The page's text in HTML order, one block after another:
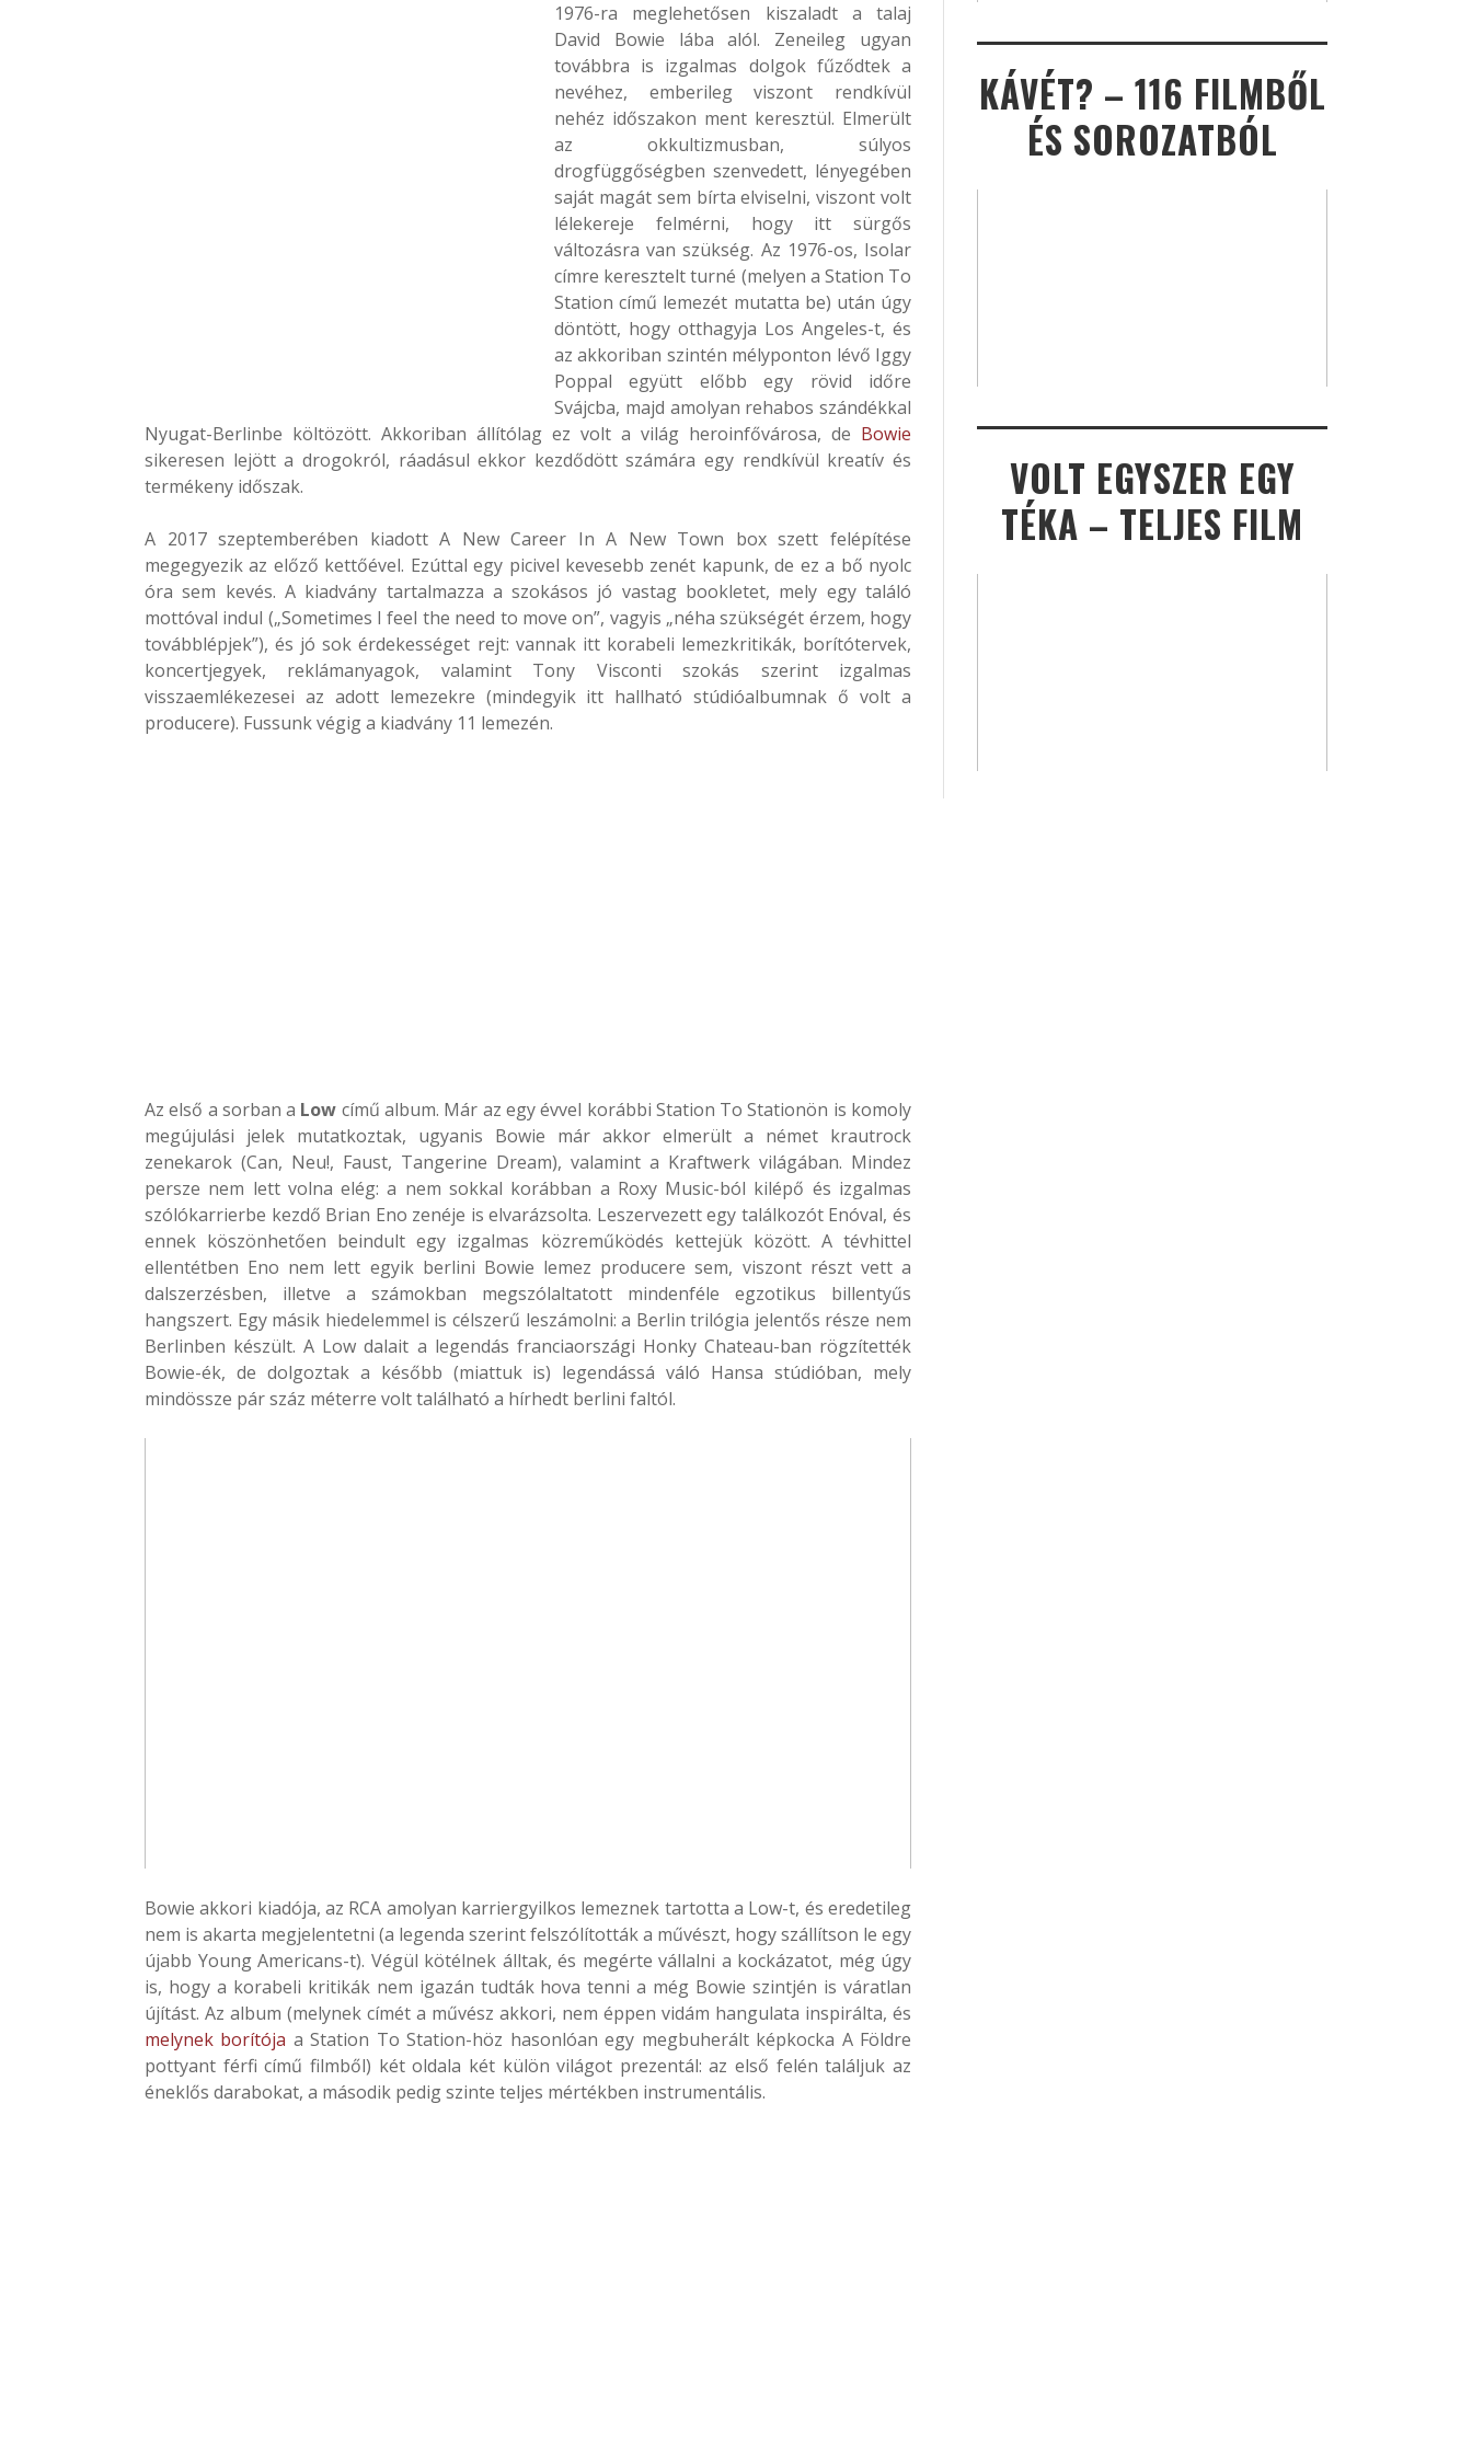
1976-ra meglehetősen kiszaladt a talaj
David Bowie lába alól. Zeneileg ugyan
továbbra is izgalmas dolgok fűződtek a
nevéhez, emberileg viszont rendkívül
nehéz időszakon ment keresztül. Elmerült
az okkultizmusban, súlyos
drogfüggőségben szenvedett, lényegében
saját magát sem bírta elviselni, viszont volt
lélekereje felmérni, hogy itt sürgős
változásra van szükség. Az 1976-os, Isolar
címre keresztelt turné (melyen a Station To
Station című lemezét mutatta be) után úgy
döntött, hogy otthagyja Los Angeles-t, és
az akkoriban szintén mélyponton lévő Iggy
Poppal együtt előbb egy rövid időre
Svájcba, majd amolyan rehabos szándékkal
Nyugat-Berlinbe költözött. Akkoriban állítólag ez volt a világ heroinfővárosa, de Bowie
sikeresen lejött a drogokról, ráadásul ekkor kezdődött számára egy rendkívül kreatív és
termékeny időszak.
A 2017 szeptemberében kiadott A New Career In A New Town box szett felépítése
megegyezik az előző kettőével. Ezúttal egy picivel kevesebb zenét kapunk, de ez a bő nyolc
óra sem kevés. A kiadvány tartalmazza a szokásos jó vastag bookletet, mely egy találó
mottóval indul („Sometimes I feel the need to move on”, vagyis „néha szükségét érzem, hogy
továbblépjek”), és jó sok érdekességet rejt: vannak itt korabeli lemezkritikák, borítótervek,
koncertjegyek, reklámanyagok, valamint Tony Visconti szokás szerint izgalmas
visszaemlékezesei az adott lemezekre (mindegyik itt hallható stúdióalbumnak ő volt a
producere). Fussunk végig a kiadvány 11 lemezén.
Az első a sorban a Low című album. Már az egy évvel korábbi Station To Stationön is komoly
megújulási jelek mutatkoztak, ugyanis Bowie már akkor elmerült a német krautrock
zenekarok (Can, Neu!, Faust, Tangerine Dream), valamint a Kraftwerk világában. Mindez
persze nem lett volna elég: a nem sokkal korábban a Roxy Music-ból kilépő és izgalmas
szólókarrierbe kezdő Brian Eno zenéje is elvarázsolta. Leszervezett egy találkozót Enóval, és
ennek köszönhetően beindult egy izgalmas közreműködés kettejük között. A tévhittel
ellentétben Eno nem lett egyik berlini Bowie lemez producere sem, viszont részt vett a
dalszerzésben, illetve a számokban megszólaltatott mindenféle egzotikus billentyűs
hangszert. Egy másik hiedelemmel is célszerű leszámolni: a Berlin trilógia jelentős része nem
Berlinben készült. A Low dalait a legendás franciaországi Honky Chateau-ban rögzítették
Bowie-ék, de dolgoztak a később (miattuk is) legendássá váló Hansa stúdióban, mely
mindössze pár száz méterre volt található a hírhedt berlini faltól.
Bowie akkori kiadója, az RCA amolyan karriergyilkos lemeznek tartotta a Low-t, és eredetileg
nem is akarta megjelentetni (a legenda szerint felszólították a művészt, hogy szállítson le egy
újabb Young Americans-t). Végül kötélnek álltak, és megérte vállalni a kockázatot, még úgy
is, hogy a korabeli kritikák nem igazán tudták hova tenni a még Bowie szintjén is váratlan
újítást. Az album (melynek címét a művész akkori, nem éppen vidám hangulata inspirálta, és
melynek borítója a Station To Station-höz hasonlóan egy megbuherált képkocka A Földre
pottyant férfi című filmből) két oldala két külön világot prezentál: az első felén találjuk az
éneklős darabokat, a második pedig szinte teljes mértékben instrumentális.
KÁVÉT? – 116 FILMBŐL
ÉS SOROZATBÓL
VOLT EGYSZER EGY
TÉKA – TELJES FILM